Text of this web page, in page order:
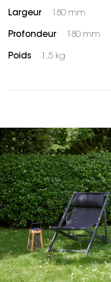
Largeur 180 mm
Profondeur 180 mm
Poids 1,5 kg